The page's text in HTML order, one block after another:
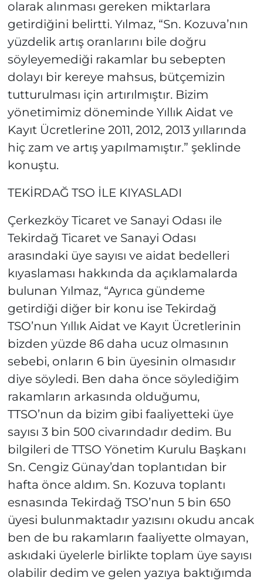
olarak alınması gereken miktarlara
getirdiğini belirtti. Yılmaz, “Sn. Kozuva’nın
yüzdelik artış oranlarını bile doğru
söyleyemediği rakamlar bu sebepten
dolayı bir kereye mahsus, bütçemizin
tutturulması için artırılmıştır. Bizim
yönetimimiz döneminde Yıllık Aidat ve
Kayıt Ücretlerine 2011, 2012, 2013 yıllarında
hiç zam ve artış yapılmamıştır.” şeklinde
konuştu.
TEKİRDAĞ TSO İLE KIYASLADI
Çerkezköy Ticaret ve Sanayi Odası ile
Tekirdağ Ticaret ve Sanayi Odası
arasındaki üye sayısı ve aidat bedelleri
kıyaslaması hakkında da açıklamalarda
bulunan Yılmaz, “Ayrıca gündeme
getirdiği diğer bir konu ise Tekirdağ
TSO’nun Yıllık Aidat ve Kayıt Ücretlerinin
bizden yüzde 86 daha ucuz olmasının
sebebi, onların 6 bin üyesinin olmasıdır
diye söyledi. Ben daha önce söylediğim
rakamların arkasında olduğumu,
TTSO’nun da bizim gibi faaliyetteki üye
sayısı 3 bin 500 civarındadır dedim. Bu
bilgileri de TTSO Yönetim Kurulu Başkanı
Sn. Cengiz Günay’dan toplantıdan bir
hafta önce aldım. Sn. Kozuva toplantı
esnasında Tekirdağ TSO’nun 5 bin 650
üyesi bulunmaktadır yazısını okudu ancak
ben de bu rakamların faaliyette olmayan,
askıdaki üyelerle birlikte toplam üye sayısı
olabilir dedim ve gelen yazıya baktığımda